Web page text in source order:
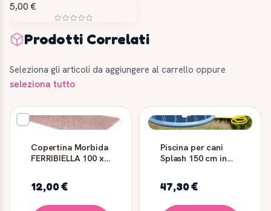
5,00 €
Prodotti Correlati
Seleziona gli articoli da aggiungere al carrello oppure
seleziona tutto
Copertina Morbida
FERRIBIELLA 100 x
12,00 €
Piscina per cani
Splash 150 cm in
47,30 €